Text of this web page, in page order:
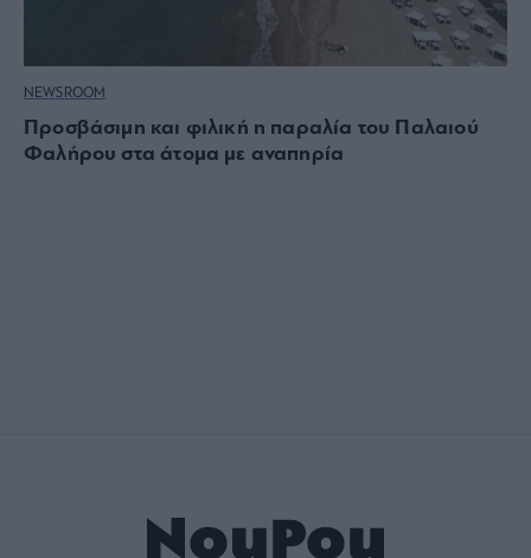
NEWSROOM
Προσβάσιμη και φιλική η παραλία του Παλαιού
Φαλήρου στα άτομα με αναπηρία